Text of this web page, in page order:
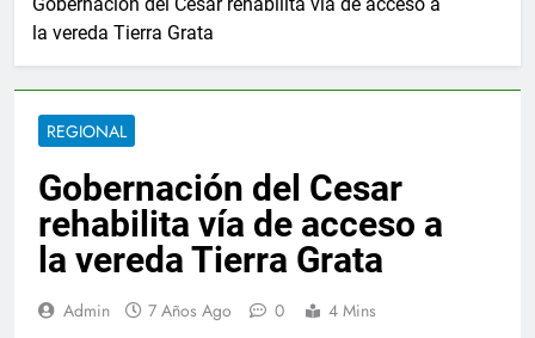
anuncia ampliar beneficios de las becas Fedescesar
para el combate de incendios en Colombia
de Berosca y Jesús Vides
docente que abusó sexualmente de niña de 13 años
Ernesto Orozco arregló las vías
5 Días Ago
la vereda Tierra Grata
REGIONAL
Gobernación del Cesar
rehabilita vía de acceso a
la vereda Tierra Grata
Admin 7 Años Ago 0 4 Mins